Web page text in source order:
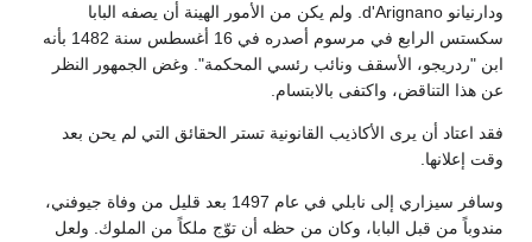
ودارنيانو d'Arignano. ولم يكن من الأمور الهينة أن يصفه البابا
سكستس الرابع في مرسوم أصدره في 16 أغسطس سنة 1482 بأنه
ابن "ردريجو، الأسقف ونائب رئسي المحكمة". وغض الجمهور النظر
عن هذا التناقض، واكتفى بالابتسام.
فقد اعتاد أن يرى الأكاذيب القانونية تستر الحقائق التي لم يحن بعد
وقت إعلانها.
وسافر سيزاري إلى نابلي في عام 1497 بعد قليل من وفاة جيوفني،
مندوباً من قبل البابا، وكان من حظه أن توّج ملكاً من الملوك. ولعل